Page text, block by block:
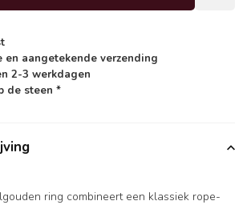
en aangetekende verzending
2-3 werkdagen
de steen *
ring combineert een klassiek rope-